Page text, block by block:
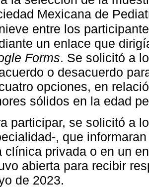
Mexicana de
entre los
un enlace que
Forms. Se solicitó a
o desacuerdo
opciones, en
sólidos en la edad
participar, se solicitó a
, que
clínica privada o en un
abierta para recibir
de 2023.